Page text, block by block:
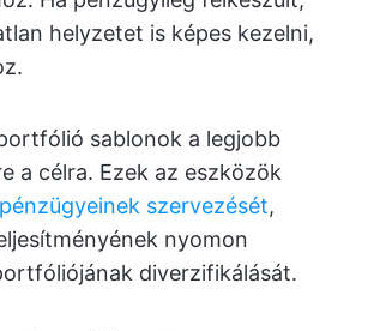
helyzetet is képes kezelni,
sablonok a legjobb
a célra. Ezek az eszközök
pénzügyeinek szervezését,
nyomon
diverzifikálását.